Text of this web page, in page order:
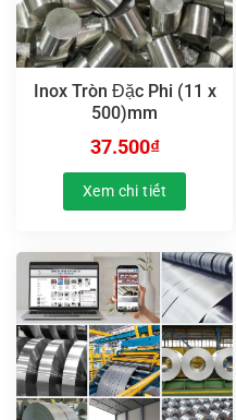
Inox Tròn Đặc Phi (11 x
500)mm
37.500₫
Xem chi tiết